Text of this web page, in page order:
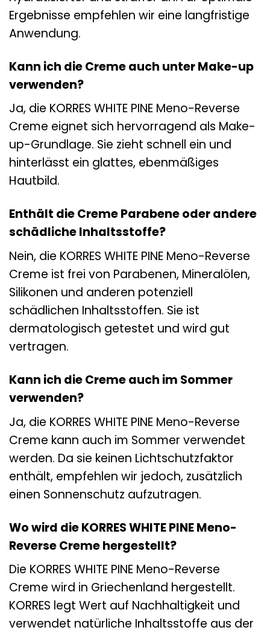
Ergebnisse empfehlen wir eine langfristige
Anwendung.
Kann ich die Creme auch unter Make-up
verwenden?
Ja, die KORRES WHITE PINE Meno-Reverse
Creme eignet sich hervorragend als Make-
up-Grundlage. Sie zieht schnell ein und
hinterlässt ein glattes, ebenmäßiges
Hautbild.
Enthält die Creme Parabene oder andere
schädliche Inhaltsstoffe?
Nein, die KORRES WHITE PINE Meno-Reverse
Creme ist frei von Parabenen, Mineralölen,
Silikonen und anderen potenziell
schädlichen Inhaltsstoffen. Sie ist
dermatologisch getestet und wird gut
vertragen.
Kann ich die Creme auch im Sommer
verwenden?
Ja, die KORRES WHITE PINE Meno-Reverse
Creme kann auch im Sommer verwendet
werden. Da sie keinen Lichtschutzfaktor
enthält, empfehlen wir jedoch, zusätzlich
einen Sonnenschutz aufzutragen.
Wo wird die KORRES WHITE PINE Meno-
Reverse Creme hergestellt?
Die KORRES WHITE PINE Meno-Reverse
Creme wird in Griechenland hergestellt.
KORRES legt Wert auf Nachhaltigkeit und
verwendet natürliche Inhaltsstoffe aus der